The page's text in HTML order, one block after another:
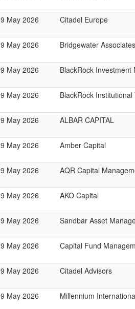
9 May 2026 Citadel Europe
9 May 2026 Bridgewater Associates
9 May 2026 BlackRock Investment
9 May 2026 BlackRock
9 May 2026 ALBAR CAPITAL
9 May 2026 Amber Capital
9 May 2026 AQR Capital
9 May 2026 AKO Capital
9 May 2026 Sandbar Asset
9 May 2026 Capital Fund
9 May 2026 Citadel Advisors
9 May 2026 Millennium